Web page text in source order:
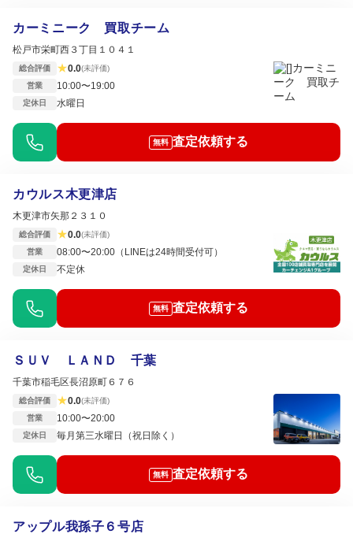
カーミニーク 買取チーム
松戸市栄町西３丁目１０４１
総合評価 ★0.0(未評価)
営業
10:00〜19:00
定休日 水曜日
無料 査定依頼する
カウルス木更津店
木更津市矢那２３１０
総合評価 ★0.0(未評価)
営業
08:00〜20:00（LINEは24時間受付可）
定休日 不定休
無料 査定依頼する
ＳＵＶ ＬＡＮＤ 千葉
千葉市稲毛区長沼原町６７６
総合評価 ★0.0(未評価)
営業
10:00〜20:00
定休日 毎月第三水曜日（祝日除く）
無料 査定依頼する
アップル我孫子６号店